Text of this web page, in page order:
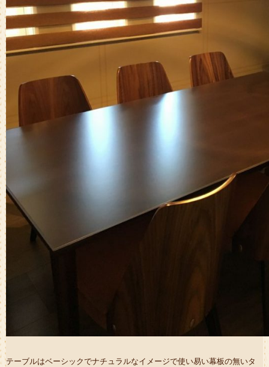
テーブルはベーシックでナチュラルなイメージで使い易い幕板の無いタ